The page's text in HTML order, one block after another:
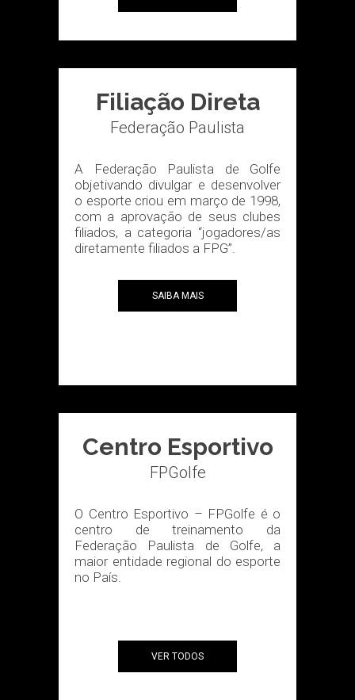
Filiação Direta
Federação Paulista
A Federação Paulista de Golfe
objetivando divulgar e desenvolver
o esporte criou em março de 1998,
com a aprovação de seus clubes
filiados, a categoria “jogadores/as
diretamente filiados a FPG”.
SAIBA MAIS
Centro Esportivo
FPGolfe
O Centro Esportivo – FPGolfe é o
centro de treinamento da
Federação Paulista de Golfe, a
maior entidade regional do esporte
no País.
VER TODOS